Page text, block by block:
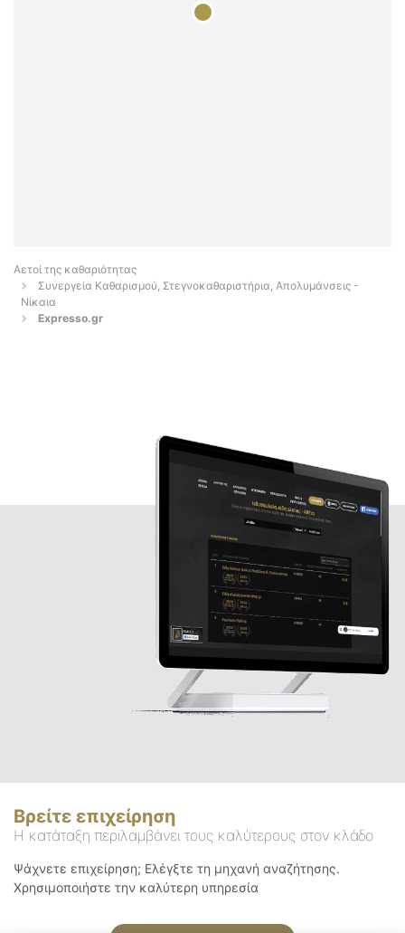
Αετοί της καθαριότητας
Συνεργεία Καθαρισμού, Στεγνοκαθαριστήρια, Απολυμάνσεις -
Νίκαια
Εxpresso.gr
Βρείτε επιχείρηση
Η κατάταξη περιλαμβάνει τους καλύτερους στον κλάδο
Ψάχνετε επιχείρηση; Ελέγξτε τη μηχανή αναζήτησης.
Χρησιμοποιήστε την καλύτερη υπηρεσία